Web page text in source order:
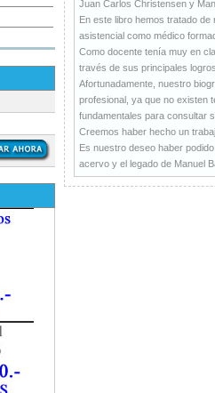
Juan Carlos Christensen y
En este libro hemos tratado
asistencial como médico
Como docente tenía muy en
través de sus principales logros.
Afortunadamente, nuestro
profesional, ya que no existen
fundamentales para consultar
Creemos haber hecho un
Es nuestro deseo haber
acervo y el legado de Manuel